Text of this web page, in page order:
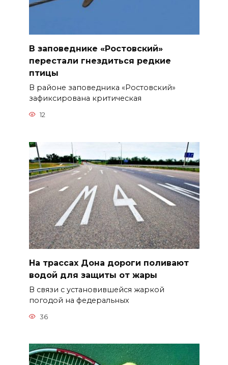
В заповеднике «Ростовский»
перестали гнездиться редкие
птицы
В районе заповедника «Ростовский»
зафиксирована критическая
12
На трассах Дона дороги поливают
водой для защиты от жары
В связи с установившейся жаркой
погодой на федеральных
36